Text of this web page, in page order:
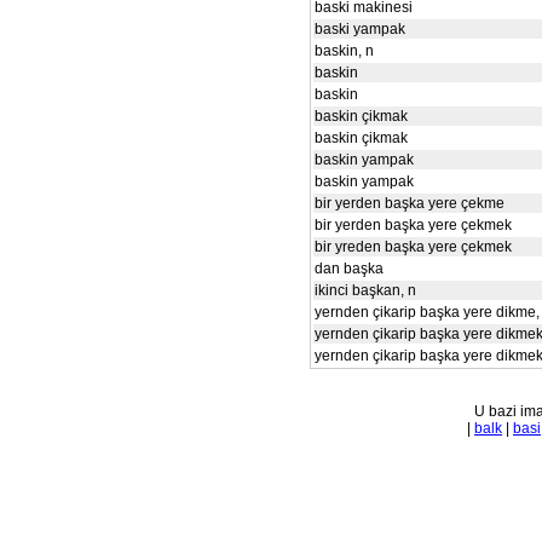
baski makinesi
baski yampak
baskin, n
baskin
baskin
baskin çikmak
baskin çikmak
baskin yampak
baskin yampak
bir yerden başka yere çekme
bir yerden başka yere çekmek
bir yreden başka yere çekmek
dan başka
ikinci başkan, n
yernden çikarip başka yere dikme,
yernden çikarip başka yere
yernden çikarip başka yere dikmek
U bazi
balk basi